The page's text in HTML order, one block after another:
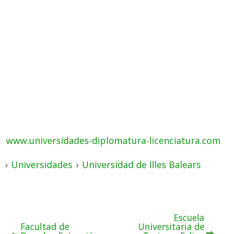
www.universidades-diplomatura-licenciatura.com
› Universidades › Universidad de Illes Balears
Facultad de
Escuela
Universitaria de